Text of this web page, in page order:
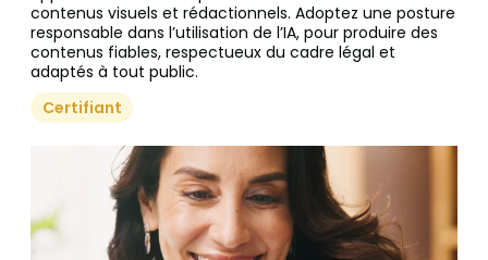
contenus visuels et rédactionnels. Adoptez une posture
responsable dans l’utilisation de l’IA, pour produire des
contenus fiables, respectueux du cadre légal et
adaptés à tout public.
Certifiant